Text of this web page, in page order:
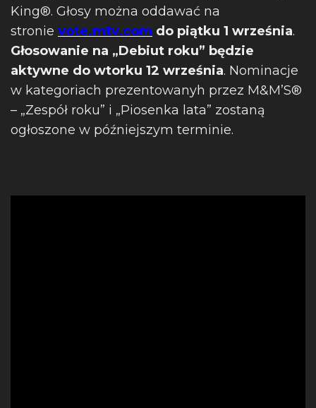
King®. Głosy można oddawać na
stronie vote.mtv.com do piątku 1 września.
Głosowanie na „Debiut roku” będzie
aktywne do wtorku 12 września. Nominacje
w kategoriach prezentowanyh przez M&M’S®
– „Zespół roku” i „Piosenka lata” zostaną
ogłoszone w późniejszym terminie.